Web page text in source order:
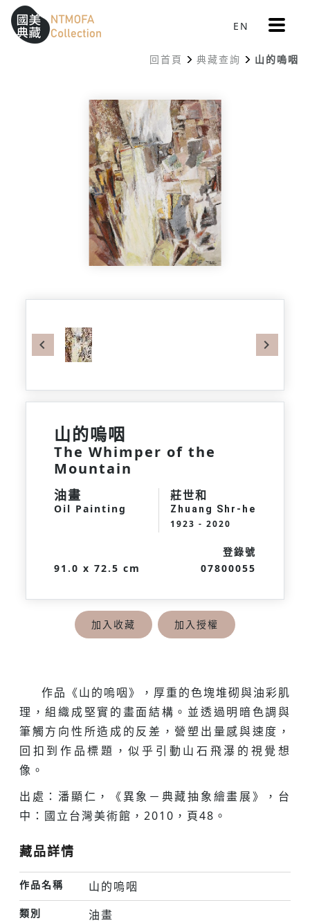
跳到中間主要內容區
網站導覽
::: EN 更
多
單
回首頁 典藏查詢 山的嗚咽
Previous
山的嗚咽
The Whimper of the
Mountain
油畫
Oil Painting
莊世和
Zhuang Shr-he
1923 - 2020
91.0 x 72.5 cm
登錄號
07800055
加入收藏 加入授權
作品《山的嗚咽》，厚重的色塊堆砌與油彩肌
理，組織成堅實的畫面結構。並透過明暗色調與
筆觸方向性所造成的反差，營塑出量感與速度，
回扣到作品標題，似乎引動山石飛瀑的視覺想
像。
出處：潘顯仁，《異象－典藏抽象繪畫展》，台
中：國立台灣美術館，2010，頁48。
藏品詳情
作品名稱 山的嗚咽
類別 油畫